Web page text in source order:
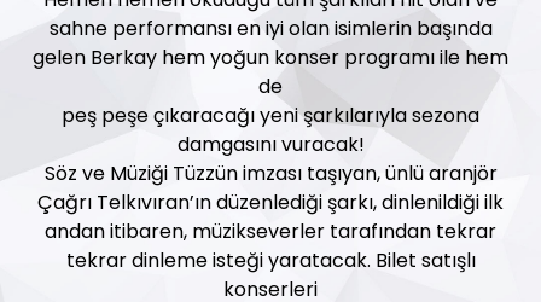
sahne performansı en iyi olan isimlerin başında
gelen Berkay hem yoğun konser programı ile hem
de
peş peşe çıkaracağı yeni şarkılarıyla sezona
damgasını vuracak!
Söz ve Müziği Tüzzün imzası taşıyan, ünlü aranjör
Çağrı Telkıvıran’ın düzenlediği şarkı, dinlenildiği ilk
andan itibaren, müzikseverler tarafından tekrar
tekrar dinleme isteği yaratacak. Bilet satışlı
konserleri